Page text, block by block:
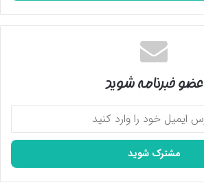
عضو خبرنامه شوید